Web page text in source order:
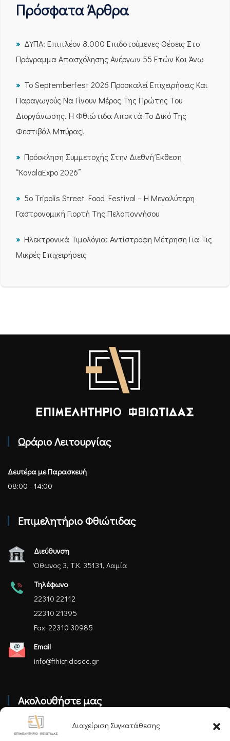
Διαχείριση Συγκατάθεσης
Πρόσφατα Άρθρα
ΔΥΠΑ: Επιπλέον 8.000 Επιδοτούμενες Θέσεις Στο
Πρόγραμμα Απασχόλησης Ανέργων 55 Ετών Και Άνω
Το Septemberfest 2026 Προσκαλεί Επιχειρήσεις Και
Παραγωγούς Να Γίνουν Μέρος Της Πρώτης Του
Διοργάνωσης. Η Φθιώτιδα Αποκτά Το Δικό Της
Φεστιβάλ Μπύρας!
Πρόσκληση Συμμετοχής Στην Διεθνή Έκθεση
“KavalaExpo 2026”
5ο Tripolis Street Food Festival – Η Μεγαλύτερη
Γαστρονομική Γιορτή Της Πελοποννήσου
Ηλεκτρονικά Τιμολόγια: Αντίστροφη Μέτρηση Για Τις
Μικρές Επιχειρήσεις
Ωράριο Λειτουργίας
Δευτέρα με Παρασκευή
08:00 - 14:00
Επιμελητήριο Φθιώτιδας
Διεύθυνση
Όθωνος 3, Τ.Κ. 35131, Λαμία
Τηλέφωνο
22310 22112
22310 21395
Fax: 22310 30985
Email
info@fthiotidoscc.gr
Ακολουθήστε μας